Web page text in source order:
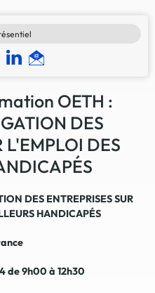
OETH :
DES
L'EMPLOI DES
DES ENTREPRISES SUR
HANDICAPÉS
de 9h00 à 12h30